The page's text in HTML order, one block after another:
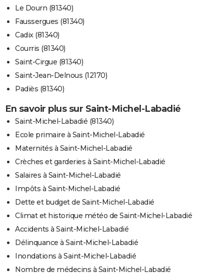
Le Dourn (81340)
Faussergues (81340)
Cadix (81340)
Courris (81340)
Saint-Cirgue (81340)
Saint-Jean-Delnous (12170)
Padiès (81340)
En savoir plus sur Saint-Michel-Labadié
Saint-Michel-Labadié (81340)
Ecole primaire à Saint-Michel-Labadié
Maternités à Saint-Michel-Labadié
Crèches et garderies à Saint-Michel-Labadié
Salaires à Saint-Michel-Labadié
Impôts à Saint-Michel-Labadié
Dette et budget de Saint-Michel-Labadié
Climat et historique météo de Saint-Michel-Labadié
Accidents à Saint-Michel-Labadié
Délinquance à Saint-Michel-Labadié
Inondations à Saint-Michel-Labadié
Nombre de médecins à Saint-Michel-Labadié